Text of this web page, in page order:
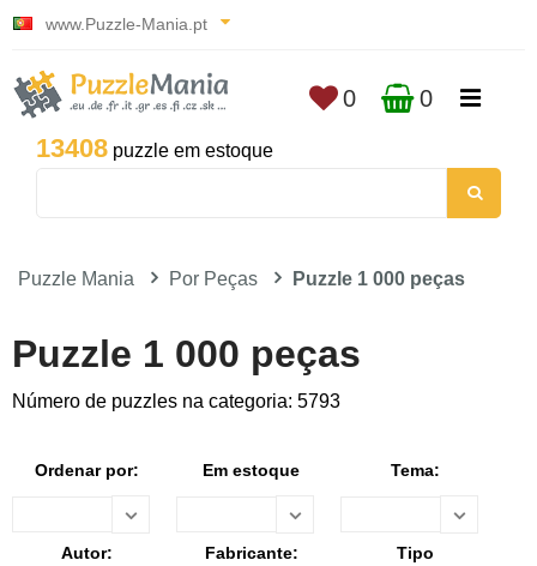
www.Puzzle-Mania.pt
13408 puzzle em estoque
0 0
Puzzle Mania Por Peças Puzzle 1 000 peças
Puzzle 1 000 peças
Número de puzzles na categoria: 5793
Ordenar por: Em estoque Tema:
Autor: Fabricante: Tipo